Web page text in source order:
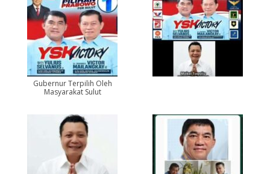
Gubernur Terpilih Oleh
Masyarakat Sulut